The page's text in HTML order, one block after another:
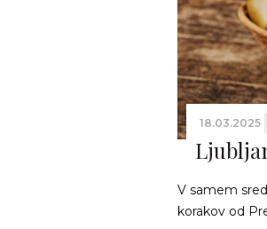
18.03.2025
V samem
korakov od